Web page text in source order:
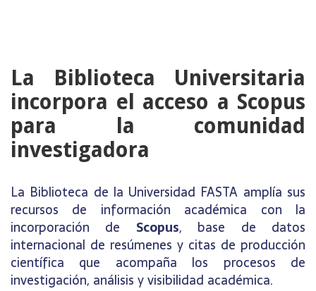
La Biblioteca Universitaria
incorpora el acceso a Scopus
para la comunidad
investigadora
La Biblioteca de la Universidad FASTA amplía sus
recursos de información académica con la
incorporación de Scopus, base de datos
internacional de resúmenes y citas de producción
científica que acompaña los procesos de
investigación, análisis y visibilidad académica.